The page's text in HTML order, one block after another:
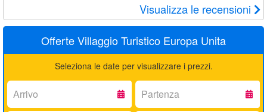
Visualizza le recensioni
Offerte Villaggio Turistico Europa Unita
Seleziona le date per visualizzare i prezzi.
Arrivo:
Partenza: